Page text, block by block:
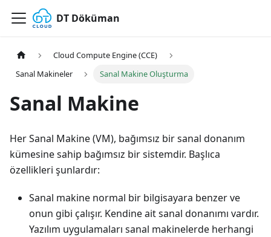
DT Döküman
Cloud Compute Engine (CCE)
Sanal Makineler
Sanal Makine Oluşturma
Sanal Makine
Her Sanal Makine (VM), bağımsız bir sanal donanım
kümesine sahip bağımsız bir sistemdir. Başlıca
özellikleri şunlardır:
Sanal makine normal bir bilgisayara benzer ve
onun gibi çalışır. Kendine ait sanal donanımı vardır.
Yazılım uygulamaları sanal makinelerde herhangi